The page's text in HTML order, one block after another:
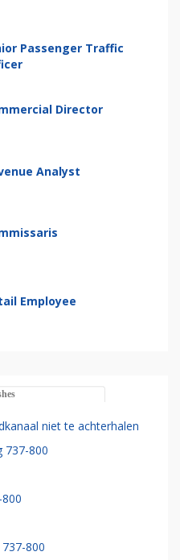
Passenger Traffic
Director
Analyst
Employee
niet te achterhalen
737-800
800